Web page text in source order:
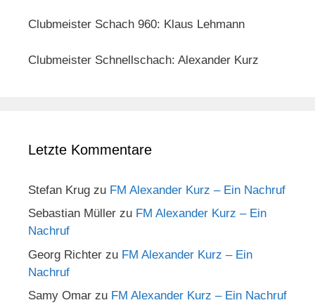
Clubmeister Schach 960: Klaus Lehmann
Clubmeister Schnellschach: Alexander Kurz
Letzte Kommentare
Stefan Krug zu FM Alexander Kurz – Ein Nachruf
Sebastian Müller zu FM Alexander Kurz – Ein
Nachruf
Georg Richter zu FM Alexander Kurz – Ein
Nachruf
Samy Omar zu FM Alexander Kurz – Ein Nachruf